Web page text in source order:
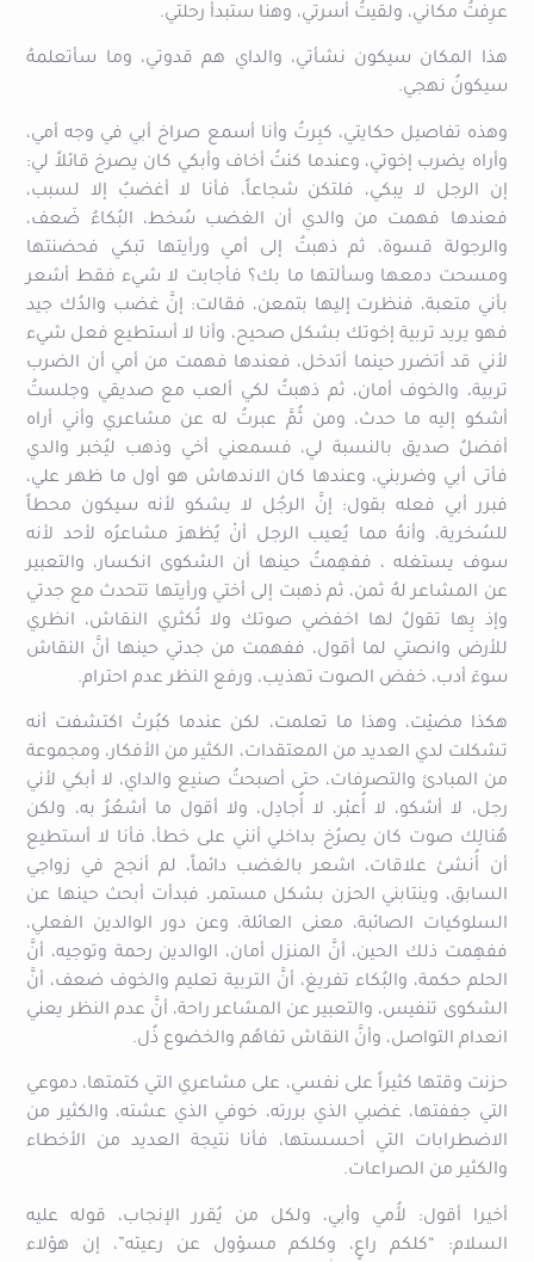
عرِفتُ مكاني، ولقيتُ أُسرتي، وهنا ستبدأ رحلتي.
هذا المكان سيكون نشأتي، والداي هم قدوتي، وما سأتعلمهُ
سيكونُ نهجي.
وهذه تفاصيل حكايتي، كبِرتُ وأنا أسمع صراخ أبي في وجه أمي،
وأراه يضرب إخوتي، وعندما كنتُ أخاف وأبكي كان يصرخ قائلاً لي:
إن الرجل لا يبكي، فلتكن شجاعاً، فأنا لا أغضبُ إلا لسبب،
فعندها فهمت من والدي أن الغضب سُخط، البُكاءُ ضَعف،
والرجولة قسوة، ثم ذهبتُ إلى أمي ورأيتها تبكي فحضنتها
ومسحت دمعها وسألتها ما بك؟ فأجابت لا شيء فقط أشعر
بأني متعبة، فنظرت إليها بتمعن، فقالت: إنَّ غضب والدُك جيد
فهو يريد تربية إخوتك بشكل صحيح، وأنا لا أستطيع فعل شيء
لأني قد أتضرر حينما أتدخل، فعندها فهمت من أمي أن الضرب
تربية، والخوف أمان، ثم ذهبتُ لكي ألعب مع صديقي وجلستُ
أشكو إليه ما حدث، ومن ثُمَّ عبرتُ له عن مشاعري وأني أراه
أفضلُ صديق بالنسبة لي، فسمعني أخي وذهب ليُخبر والدي
فأتى أبي وضربني، وعندها كان الاندهاش هو أول ما ظهر علي،
فبرر أبي فعله بقول: إنَّ الرجُل لا يشكو لأنه سيكون محطاً
للسُخرية، وأنهُ مما يُعيب الرجل أنْ يُظهرَ مشاعرُه لأحد لأنه
سوف يستغله ، ففهِمتُ حينها أن الشكوى انكسار، والتعبير
عن المشاعر لهُ ثمن، ثم ذهبت إلى أختي ورأيتها تتحدث مع جدتي
وإذ بِها تقولُ لها اخفضي صوتك ولا تُكثري النقاش، انظري
للأرض وانصتي لما أقول، ففهمت من جدتي حينها أنَّ النقاش
سوءَ أدب، خفض الصوت تهذيب، ورفع النظر عدم احترام.
هكذا مضيْت، وهذا ما تعلمت، لكن عندما كبُرتْ اكتشفت أنه
تشكلت لدي العديد من المعتقدات، الكثير من الأفكار، ومجموعة
من المبادئ والتصرفات، حتى أصبحتُ صنيع والداي، لا أبكي لأني
رجل، لا أشكو، لا أُعبْر، لا أُجادِل، ولا أقول ما أشعُرُ به، ولكن
هُنالِك صوت كان يصرُخ بداخلي أنني على خطأ، فأنا لا أستطيع
أن أُنشئ علاقات، اشعر بالغضب دائماً، لم أنجح في زواجي
السابق، وينتابني الحزن بشكل مستمر، فبدأت أبحث حينها عن
السلوكيات الصائبة، معنى العائلة، وعن دور الوالدين الفعلي،
ففهِمت ذلك الحين، أنَّ المنزل أمان، الوالدين رحمة وتوجيه، أنَّ
الحلم حكمة، والبُكاء تفريغ، أنَّ التربية تعليم والخوف ضعف، أنَّ
الشكوى تنفيس، والتعبير عن المشاعر راحة، أنَّ عدم النظر يعني
انعدام التواصل، وأنَّ النقاش تفاهُم والخضوع ذُل.
حزنت وقتها كثيراً على نفسي، على مشاعري التي كتمتها، دموعي
التي جففتها، غضبي الذي بررته، خوفي الذي عشته، والكثير من
الاضطرابات التي أحسستها، فأنا نتيجة العديد من الأخطاء
والكثير من الصراعات.
أخيرا أقول: لأُمي وأبي، ولكل من يُقرر الإنجاب، قوله عليه
السلام: “كلكم راعٍ، وكلكم مسؤول عن رعيته”، إن هؤلاء